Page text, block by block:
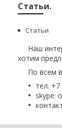
Статьи.
Статьи
Наш
хотим
По всем
тел.
skype: